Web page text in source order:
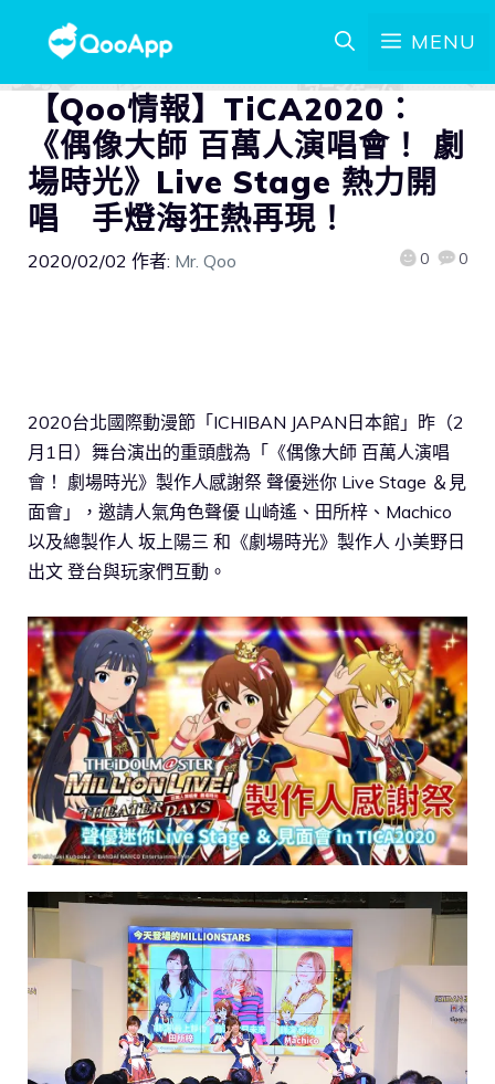
MENU
【Qoo情報】TiCA2020：
《偶像大師 百萬人演唱會！ 劇
場時光》Live Stage 熱力開
唱 手燈海狂熱再現！
2020/02/02 作者: Mr. Qoo 0 0
2020台北國際動漫節「ICHIBAN JAPAN日本館」昨（2
月1日）舞台演出的重頭戲為「《偶像大師 百萬人演唱
會！ 劇場時光》製作人感謝祭 聲優迷你 Live Stage ＆見
面會」，邀請人氣角色聲優 山崎遙、田所梓、Machico
以及總製作人 坂上陽三 和《劇場時光》製作人 小美野日
出文 登台與玩家們互動。